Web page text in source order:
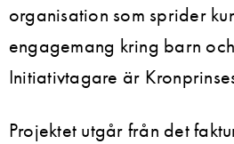
organisation som sprider
engagemang kring barn
Initiativtagare är
Projektet utgår från det